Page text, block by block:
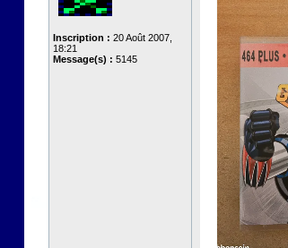
Inscription : 20 Août 2007,
18:21
Message(s) : 5145